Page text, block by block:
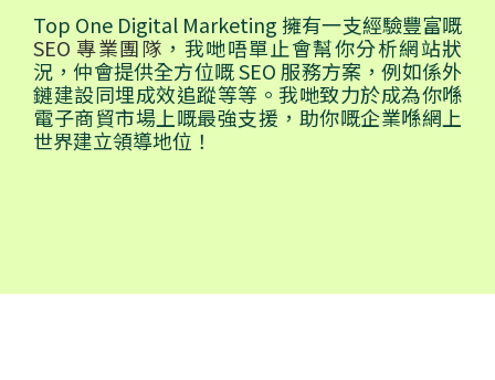
Top One Digital Marketing 擁有一支經驗豐富嘅
SEO 專業團隊 ，我哋唔單止會幫你分析網站狀
況，仲會提供全方位嘅 SEO 服務方案，例如係外
鏈建設同埋成效追蹤等等。我哋致力於成為你喺
電子商貿市場上嘅最強支援，助你嘅企業喺網上
世界建立領導地位！